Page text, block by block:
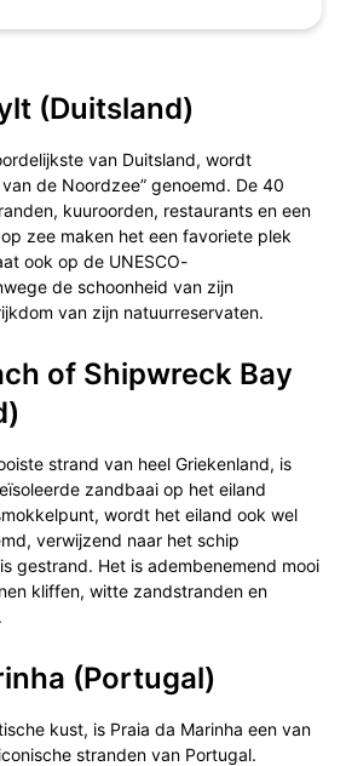
(Duitsland)
van Duitsland, wordt
de Noordzee” genoemd. De 40
kuuroorden, restaurants en een
zee maken het een favoriete plek
ook op de UNESCO-
de schoonheid van zijn
van zijn natuurreservaten.
of Shipwreck Bay
strand van heel Griekenland, is
zandbaai op het eiland
wordt het eiland ook wel
verwijzend naar het schip
gestrand. Het is adembenemend mooi
kliffen, witte zandstranden en
(Portugal)
kust, is Praia da Marinha een van
stranden van Portugal.